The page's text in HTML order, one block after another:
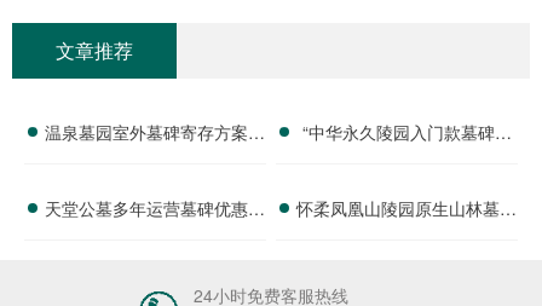
文章推荐
温泉墓园室外墓碑寄存方案：
解
“中华永久陵园入门款墓碑亲
折：超值优惠与便捷选择的完
天堂公墓多年运营墓碑优惠政
解
怀柔凤凰山陵园原生山林墓碑
24小时免费客服热线